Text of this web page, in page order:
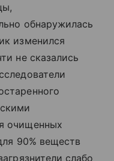
обнаружилась
изменился
не сказались
очищенных
90% веществ
слабо